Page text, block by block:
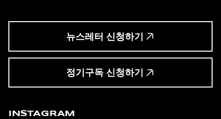
뉴스레터 신청하기
정기구독 신청하기
INSTAGRAM